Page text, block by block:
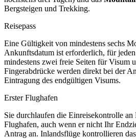
Bergsteigen und Trekking.
Reisepass
Eine Gültigkeit von mindestens sechs
Ankunftsdatum ist erforderlich, für
mindestens zwei freie Seiten für Visum
Fingerabdrücke werden direkt bei der
Eintragung des endgültigen Visums.
Erster Flughafen
Sie durchlaufen die Einreisekontrolle an
Flughafen, auch wenn er nicht Ihr
Antrag an. Inlandsflüge kontrollieren